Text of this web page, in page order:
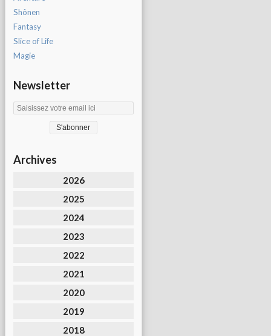
Shônen
Fantasy
Slice of Life
Magie
Newsletter
Archives
2026
2025
2024
2023
2022
2021
2020
2019
2018